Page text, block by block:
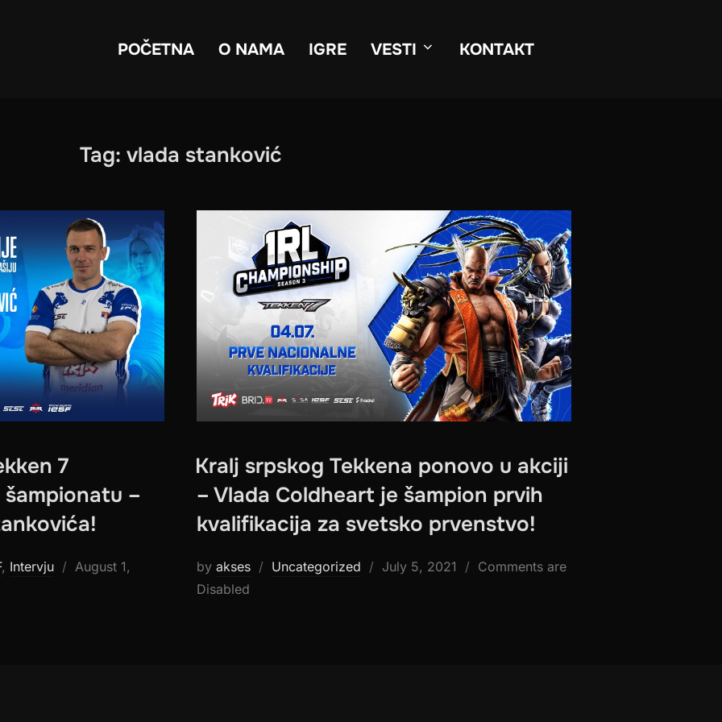
POČETNA O NAMA IGRE VESTI KONTAKT
Tag: vlada stanković
7
–
, Intervju
Posted
August 1,
Kralj srpskog Tekkena ponovo u akciji
– Vlada Coldheart je šampion prvih
kvalifikacija za svetsko prvenstvo!
by akses Uncategorized
Posted
July 5, 2021
Comments are
Disabled